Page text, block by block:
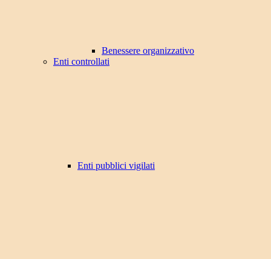
Benessere organizzativo
Enti controllati
Enti pubblici vigilati